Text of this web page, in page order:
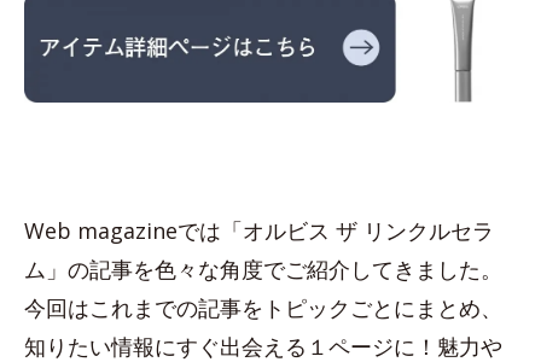
Web magazineでは「オルビス ザ リンクルセラ
ム」の記事を色々な角度でご紹介してきました。
今回はこれまでの記事をトピックごとにまとめ、
知りたい情報にすぐ出会える１ページに！魅力や